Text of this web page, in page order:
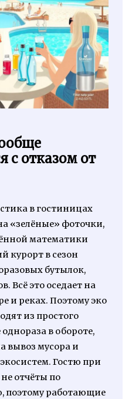
с отказом от
в гостиницах
«зелёные» фоточки,
математики
курорт в сезон
бутылок,
Всё это оседает на
и реках. Поэтому эко
из простого
в обороте,
вывоз мусора и
Гостю при
отчёты по
поэтому работающие